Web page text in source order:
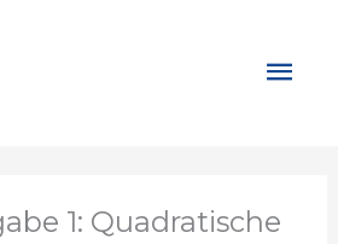
1: Quadratische